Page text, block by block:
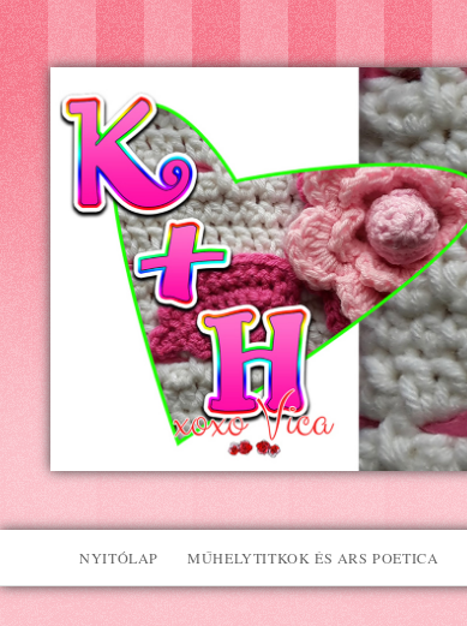
Kreatív+Hobby
Alkotóműhely
NYITÓLAP MŰHELYTITKOK ÉS ARS POETICA